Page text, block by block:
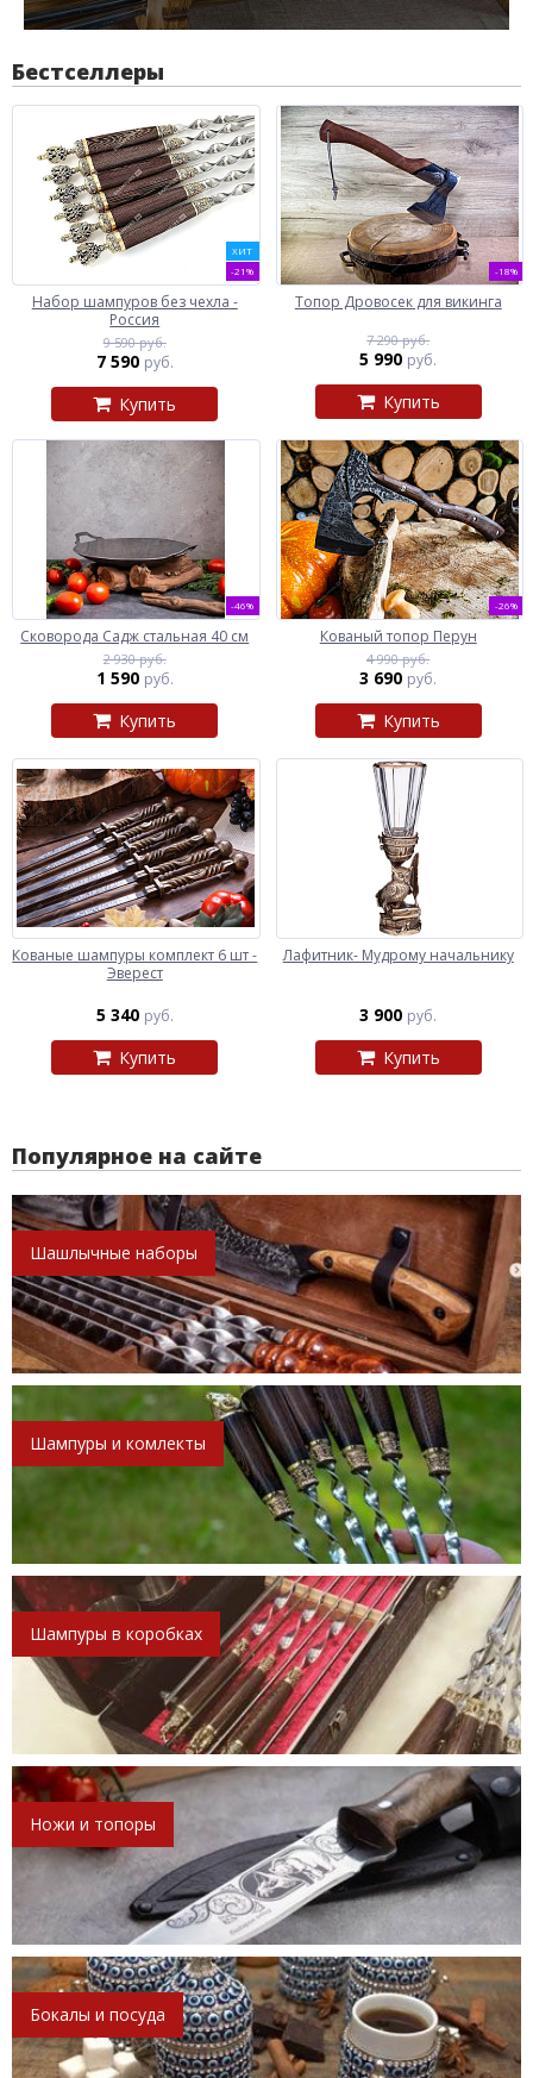
Бестселлеры
ХИТ
-21%
Набор шампуров без чехла -
Россия
9 590 руб.
7 590 руб.
Купить
-18%
Топор Дровосек для викинга
7 290 руб.
5 990 руб.
Купить
-46%
Сковорода Садж стальная 40 см
2 930 руб.
1 590 руб.
Купить
-26%
Кованый топор Перун
4 990 руб.
3 690 руб.
Купить
Кованые шампуры комплект 6 шт -
Эверест
5 340 руб.
Купить
Лафитник- Мудрому начальнику
3 900 руб.
Купить
Популярное на сайте
Шашлычные наборы
Шампуры и комлекты
Шампуры в коробках
Ножи и топоры
Бокалы и посуда